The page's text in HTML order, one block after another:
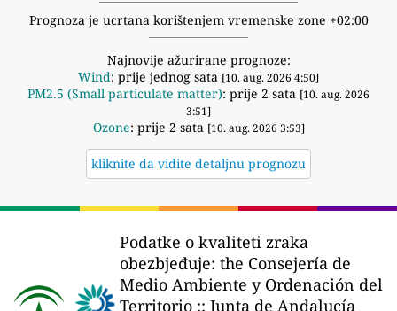
Prognoza je ucrtana korištenjem vremenske zone +02:00
Najnovije ažurirane prognoze:
Wind: prije jednog sata [10. aug. 2026 4:50]
PM2.5 (Small particulate matter): prije 2 sata [10. aug. 2026
3:51]
Ozone: prije 2 sata [10. aug. 2026 3:53]
kliknite da vidite detaljnu prognozu
Podatke o kvaliteti zraka
obezbjeđuje: the Consejería de
Medio Ambiente y Ordenación del
Territorio :: Junta de Andalucía